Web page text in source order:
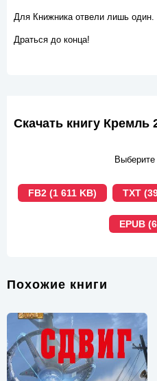
Для Книжника отвели лишь один.
Драться до конца!
Скачать книгу Кремль
FB2 (1 611 KB) TXT
EPUB
Похожие книги